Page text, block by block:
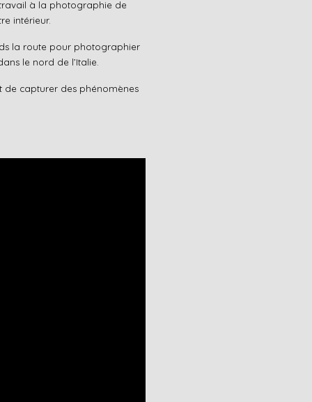
à la photographie de
intérieur.
la route pour photographier
le nord de l’Italie.
capturer des phénomènes